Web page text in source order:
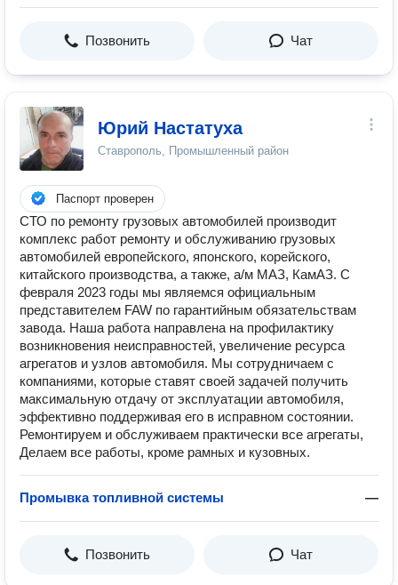
Позвонить Чат
Юрий Настатуха
Ставрополь, Промышленный район
Паспорт проверен
СТО по ремонту грузовых автомобилей производит
комплекс работ ремонту и обслуживанию грузовых
автомобилей европейского, японского, корейского,
китайского производства, а также, а/м МАЗ, КамАЗ. С
февраля 2023 годы мы являемся официальным
представителем FAW по гарантийным обязательствам
завода. Наша работа направлена на профилактику
возникновения неисправностей, увеличение ресурса
агрегатов и узлов автомобиля. Мы сотрудничаем с
компаниями, которые ставят своей задачей получить
максимальную отдачу от эксплуатации автомобиля,
эффективно поддерживая его в исправном состоянии.
Ремонтируем и обслуживаем практически все агрегаты,
Делаем все работы, кроме рамных и кузовных.
Промывка топливной системы —
Позвонить Чат